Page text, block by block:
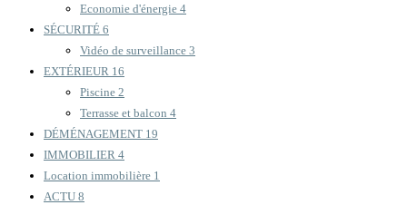
Economie d'énergie 4
SÉCURITÉ 6
Vidéo de surveillance 3
EXTÉRIEUR 16
Piscine 2
Terrasse et balcon 4
DÉMÉNAGEMENT 19
IMMOBILIER 4
Location immobilière 1
ACTU 8